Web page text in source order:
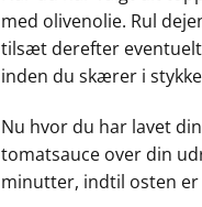
med olivenolie. Rul
tilsæt derefter
inden du skærer i
Nu hvor du har lavet
tomatsauce over din
minutter, indtil osten